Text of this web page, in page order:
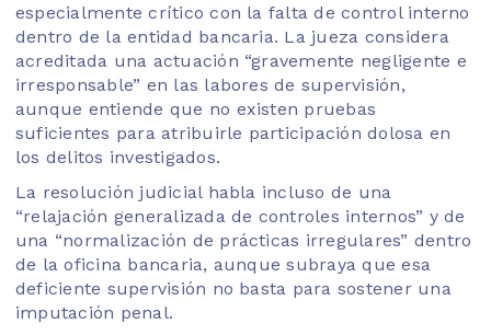
especialmente crítico con la falta de control interno
dentro de la entidad bancaria. La jueza considera
acreditada una actuación “gravemente negligente e
irresponsable” en las labores de supervisión,
aunque entiende que no existen pruebas
suficientes para atribuirle participación dolosa en
los delitos investigados.
La resolución judicial habla incluso de una
“relajación generalizada de controles internos” y de
una “normalización de prácticas irregulares” dentro
de la oficina bancaria, aunque subraya que esa
deficiente supervisión no basta para sostener una
imputación penal.